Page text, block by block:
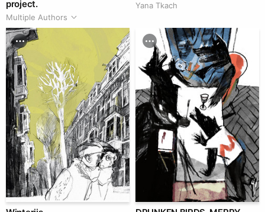
project.
Multiple Authors
Yana Tkach